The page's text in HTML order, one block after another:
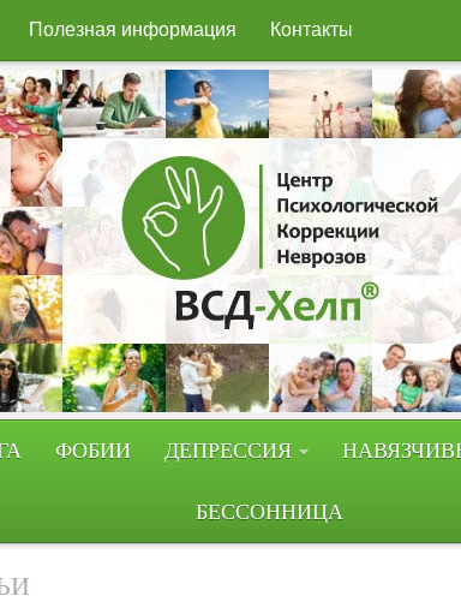
Полезная информация Контакты
ФОБИИ ДЕПРЕССИЯ
БЕССОННИЦА